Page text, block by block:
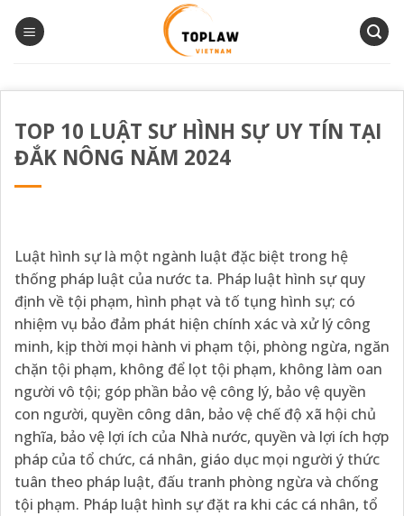
qua
TOP 10 LUẬT SƯ HÌNH SỰ UY TÍN TẠI
ĐẮK NÔNG NĂM 2024
Luật hình sự là một ngành luật đặc biệt trong hệ
thống pháp luật của nước ta. Pháp luật hình sự quy
định về tội phạm, hình phạt và tố tụng hình sự; có
nhiệm vụ bảo đảm phát hiện chính xác và xử lý công
minh, kịp thời mọi hành vi phạm tội, phòng ngừa, ngăn
chặn tội phạm, không để lọt tội phạm, không làm oan
người vô tội; góp phần bảo vệ công lý, bảo vệ quyền
con người, quyền công dân, bảo vệ chế độ xã hội chủ
nghĩa, bảo vệ lợi ích của Nhà nước, quyền và lợi ích hợp
pháp của tổ chức, cá nhân, giáo dục mọi người ý thức
tuân theo pháp luật, đấu tranh phòng ngừa và chống
tội phạm. Pháp luật hình sự đặt ra khi các cá nhân, tổ